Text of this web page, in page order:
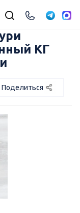
КГ
Поделиться